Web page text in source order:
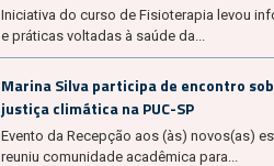
Iniciativa do curso de Fisioterapia levou
e práticas voltadas à saúde da...
Marina Silva participa de encontro
justiça climática na PUC-SP
Evento da Recepção aos (às) novos(as)
reuniu comunidade acadêmica para...